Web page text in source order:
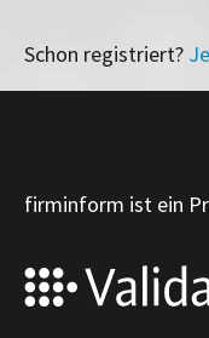
Schon registriert?
firminform ist ein